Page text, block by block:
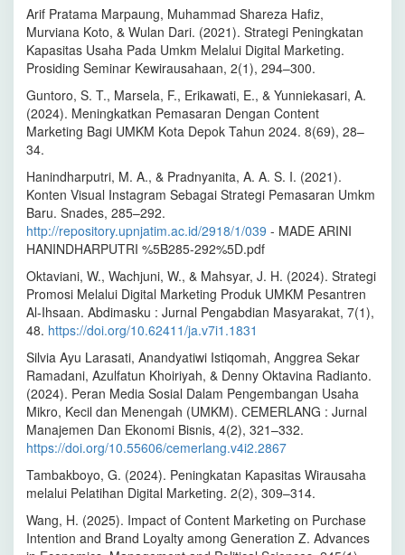
Arif Pratama Marpaung, Muhammad Shareza Hafiz,
Murviana Koto, & Wulan Dari. (2021). Strategi Peningkatan
Kapasitas Usaha Pada Umkm Melalui Digital Marketing.
Prosiding Seminar Kewirausahaan, 2(1), 294–300.
Guntoro, S. T., Marsela, F., Erikawati, E., & Yunniekasari, A.
(2024). Meningkatkan Pemasaran Dengan Content
Marketing Bagi UMKM Kota Depok Tahun 2024. 8(69), 28–
34.
Hanindharputri, M. A., & Pradnyanita, A. A. S. I. (2021).
Konten Visual Instagram Sebagai Strategi Pemasaran Umkm
Baru. Snades, 285–292.
http://repository.upnjatim.ac.id/2918/1/039 - MADE ARINI
HANINDHARPUTRI %5B285-292%5D.pdf
Oktaviani, W., Wachjuni, W., & Mahsyar, J. H. (2024). Strategi
Promosi Melalui Digital Marketing Produk UMKM Pesantren
Al-Ihsaan. Abdimasku : Jurnal Pengabdian Masyarakat, 7(1),
48. https://doi.org/10.62411/ja.v7i1.1831
Silvia Ayu Larasati, Anandyatiwi Istiqomah, Anggrea Sekar
Ramadani, Azulfatun Khoiriyah, & Denny Oktavina Radianto.
(2024). Peran Media Sosial Dalam Pengembangan Usaha
Mikro, Kecil dan Menengah (UMKM). CEMERLANG : Jurnal
Manajemen Dan Ekonomi Bisnis, 4(2), 321–332.
https://doi.org/10.55606/cemerlang.v4i2.2867
Tambakboyo, G. (2024). Peningkatan Kapasitas Wirausaha
melalui Pelatihan Digital Marketing. 2(2), 309–314.
Wang, H. (2025). Impact of Content Marketing on Purchase
Intention and Brand Loyalty among Generation Z. Advances